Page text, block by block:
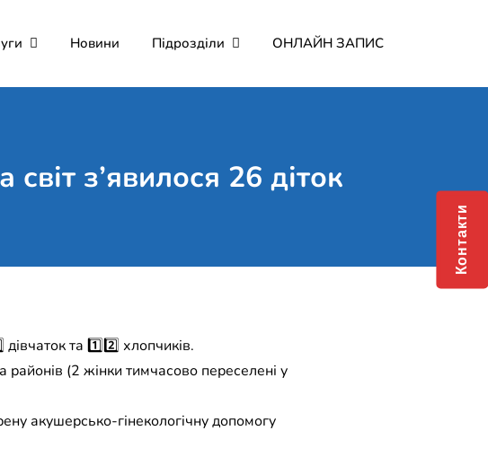
некомерційне підприємство
Мартина"
Новини Підрозділи ОНЛАЙН ЗАПИС
з’явилося 26 діток
та 1️⃣2️⃣ хлопчиків.
районів (2 жінки тимчасово переселені у
акушерсько-гінекологiчну допомогу
Контакти